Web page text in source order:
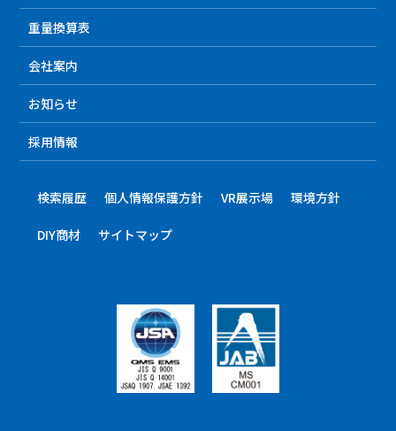
重量換算表
会社案内
お知らせ
採用情報
検索履歴 個人情報保護方針 VR展示場 環境方針
DIY商材 サイトマップ